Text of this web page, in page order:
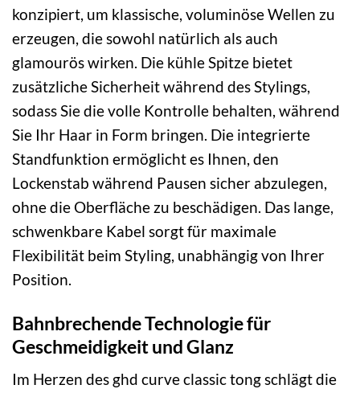
konzipiert, um klassische, voluminöse Wellen zu
erzeugen, die sowohl natürlich als auch
glamourös wirken. Die kühle Spitze bietet
zusätzliche Sicherheit während des Stylings,
sodass Sie die volle Kontrolle behalten, während
Sie Ihr Haar in Form bringen. Die integrierte
Standfunktion ermöglicht es Ihnen, den
Lockenstab während Pausen sicher abzulegen,
ohne die Oberfläche zu beschädigen. Das lange,
schwenkbare Kabel sorgt für maximale
Flexibilität beim Styling, unabhängig von Ihrer
Position.
Bahnbrechende Technologie für
Geschmeidigkeit und Glanz
Im Herzen des ghd curve classic tong schlägt die